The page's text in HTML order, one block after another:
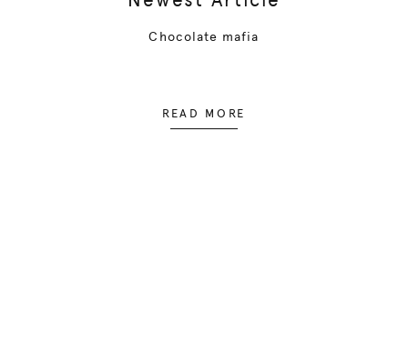
Chocolate mafia
READ MORE